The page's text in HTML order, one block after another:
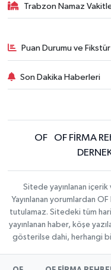
Trabzon Namaz
Puan Durumu ve Fikstür
Son Dakika Haberleri
OF OF FİRMA
Sitede yayınlanan
Yayınlanan yorumlardan
tutulamaz. Sitedeki tüm
yayınlanan haber, köşe
gösterilse dahi, herhangi